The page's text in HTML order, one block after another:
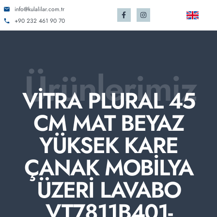
info@kulalilar.com.tr
+90 232 461 90 70
Ürünlerimiz
VİTRA PLURAL 45
CM MAT BEYAZ
YÜKSEK KARE
ÇANAK MOBİLYA
ÜZERİ LAVABO